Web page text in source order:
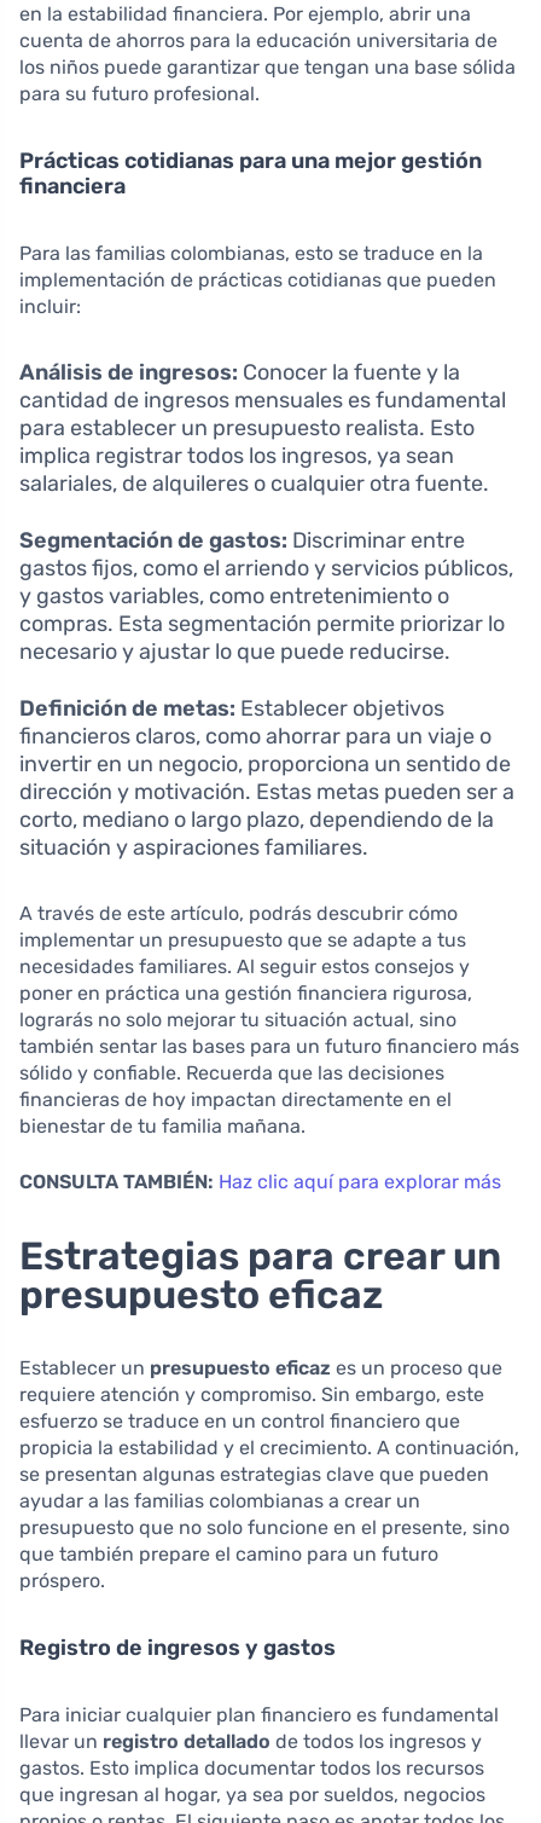
en la estabilidad financiera. Por ejemplo, abrir una
cuenta de ahorros para la educación universitaria de
los niños puede garantizar que tengan una base sólida
para su futuro profesional.
Prácticas cotidianas para una mejor gestión
financiera
Para las familias colombianas, esto se traduce en la
implementación de prácticas cotidianas que pueden
incluir:
Análisis de ingresos: Conocer la fuente y la
cantidad de ingresos mensuales es fundamental
para establecer un presupuesto realista. Esto
implica registrar todos los ingresos, ya sean
salariales, de alquileres o cualquier otra fuente.
Segmentación de gastos: Discriminar entre
gastos fijos, como el arriendo y servicios públicos,
y gastos variables, como entretenimiento o
compras. Esta segmentación permite priorizar lo
necesario y ajustar lo que puede reducirse.
Definición de metas: Establecer objetivos
financieros claros, como ahorrar para un viaje o
invertir en un negocio, proporciona un sentido de
dirección y motivación. Estas metas pueden ser a
corto, mediano o largo plazo, dependiendo de la
situación y aspiraciones familiares.
A través de este artículo, podrás descubrir cómo
implementar un presupuesto que se adapte a tus
necesidades familiares. Al seguir estos consejos y
poner en práctica una gestión financiera rigurosa,
lograrás no solo mejorar tu situación actual, sino
también sentar las bases para un futuro financiero más
sólido y confiable. Recuerda que las decisiones
financieras de hoy impactan directamente en el
bienestar de tu familia mañana.
CONSULTA TAMBIÉN: Haz clic aquí para explorar más
Estrategias para crear un
presupuesto eficaz
Establecer un presupuesto eficaz es un proceso que
requiere atención y compromiso. Sin embargo, este
esfuerzo se traduce en un control financiero que
propicia la estabilidad y el crecimiento. A continuación,
se presentan algunas estrategias clave que pueden
ayudar a las familias colombianas a crear un
presupuesto que no solo funcione en el presente, sino
que también prepare el camino para un futuro
próspero.
Registro de ingresos y gastos
Para iniciar cualquier plan financiero es fundamental
llevar un registro detallado de todos los ingresos y
gastos. Esto implica documentar todos los recursos
que ingresan al hogar, ya sea por sueldos, negocios